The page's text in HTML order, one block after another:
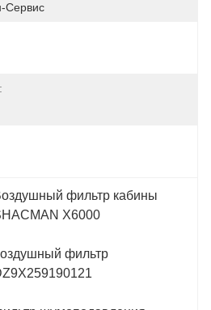
Сервис
фильтр кабины
X6000
фильтр